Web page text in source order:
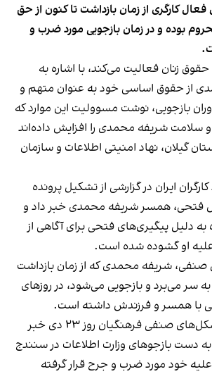
فعال کارگری از زمان بازداشت تا کنون از حق
بوده و در زمان بازجویی مورد ضرب و
حقوق زنان فعالیت می‌کند، با اشاره به
از حقوق اساسی خود به عنوان متهم و
بازجویی، نوشت مسوولیت این موارد که
و سلامت شریفه محمدی را افزایش داده‌اند
گیلان، نهاد امنیتی اطلاعات و سازمان
ایران در گزارشی از تشکیل پرونده
فتحی، همسر شریفه محمدی خبر داد و
دلیل پیگیری‌های فتحی برای آگاهی از
او گشوده شده است.
شریفه محمدی که از زمان بازداشت
سر می‌برد و بازجویی می‌شود، در روزهای
با همسر و فرزندش داشته است.
صنفی فرهنگیان روز ۲۳ دی‌
خبر
دست بازجوهای وزارت اطلاعات در سنندج
علیه خود مورد ضرب و جرح قرار گرفته